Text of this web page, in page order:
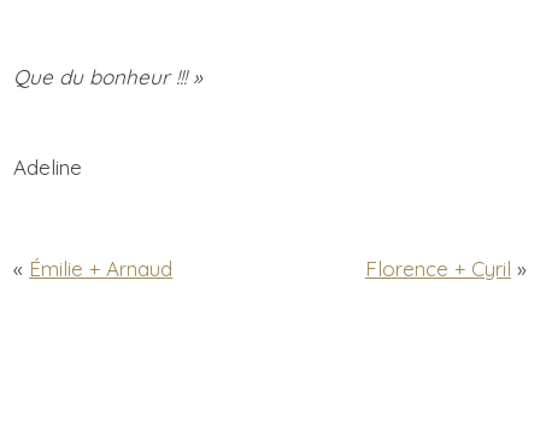
Que du bonheur !!! »
Adeline
« Émilie + Arnaud Florence + Cyril »